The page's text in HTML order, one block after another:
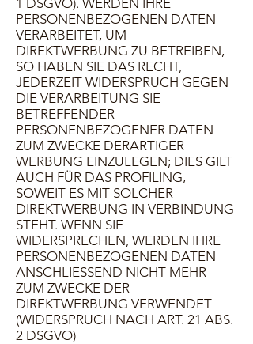
1 DSGVO). WERDEN IHRE
PERSONENBEZOGENEN DATEN
VERARBEITET, UM
DIREKTWERBUNG ZU BETREIBEN,
SO HABEN SIE DAS RECHT,
JEDERZEIT WIDERSPRUCH GEGEN
DIE VERARBEITUNG SIE
BETREFFENDER
PERSONENBEZOGENER DATEN
ZUM ZWECKE DERARTIGER
WERBUNG EINZULEGEN; DIES GILT
AUCH FÜR DAS PROFILING,
SOWEIT ES MIT SOLCHER
DIREKTWERBUNG IN VERBINDUNG
STEHT. WENN SIE
WIDERSPRECHEN, WERDEN IHRE
PERSONENBEZOGENEN DATEN
ANSCHLIESSEND NICHT MEHR
ZUM ZWECKE DER
DIREKTWERBUNG VERWENDET
(WIDERSPRUCH NACH ART. 21 ABS.
2 DSGVO)